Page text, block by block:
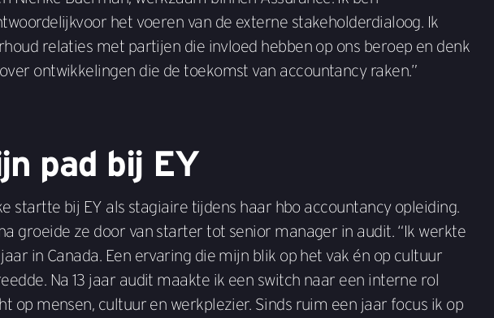
het voeren van de externe stakeholderdialoog. Ik
relaties met partijen die invloed hebben op ons beroep en denk
ontwikkelingen die de toekomst van accountancy raken.”
pad bij EY
startte bij EY als stagiaire tijdens haar hbo accountancy opleiding.
groeide ze door van starter tot senior manager in audit. “Ik werkte
in Canada. Een ervaring die mijn blik op het vak én op cultuur
Na 13 jaar audit maakte ik een switch naar een interne rol
op mensen, cultuur en werkplezier. Sinds ruim een jaar focus ik op